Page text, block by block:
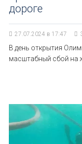
дороге
27.07.2024 в 17:47
В день открытия
масштабный сбой на